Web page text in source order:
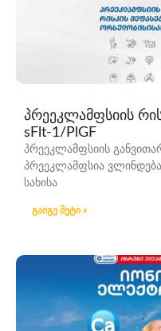
შეუკვეთეთ ონლაინ
პრეეკლამფსიის
sFlt-1/PlGF
პრეეკლამფსიის
პრეეკლამფსია
სახისა
გაიგე მეტი »